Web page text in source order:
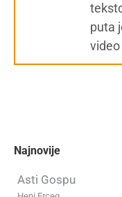
puta
Najnovije
Asti Gospu